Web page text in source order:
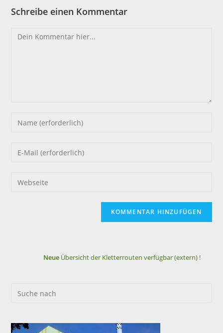
Schreibe einen Kommentar
NeueÜbersicht der Kletterrouten verfügbar (extern) !